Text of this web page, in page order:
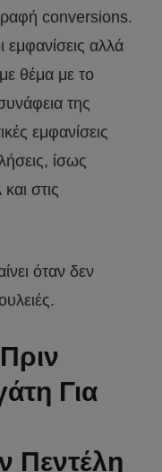
conversions.
εμφανίσεις αλλά
θέμα με το
της
εμφανίσεις
ίσως
στις
όταν δεν
Για
Πεντέλη